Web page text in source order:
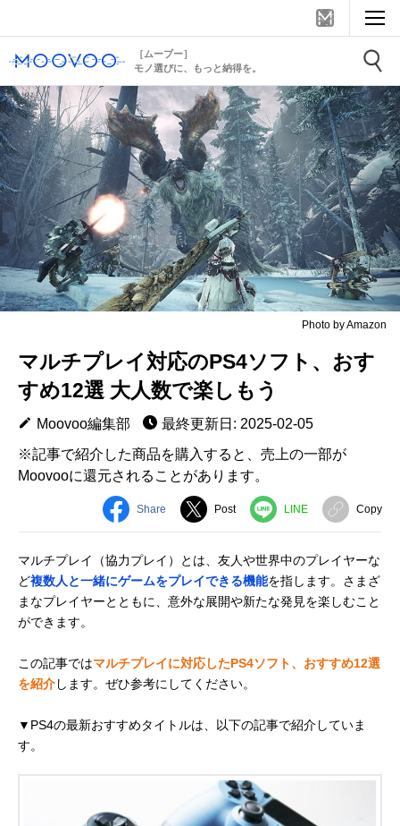
［ムーブー］
モノ選びに、もっと納得を。
Photo by Amazon
マルチプレイ対応のPS4ソフト、おす
すめ12選 大人数で楽しもう
Moovoo編集部
最終更新日: 2025-02-05
※記事で紹介した商品を購入すると、売上の一部が
Moovooに還元されることがあります。
Share Post LINE Copy
マルチプレイ（協力プレイ）とは、友人や世界中のプレイヤーな
ど複数人と一緒にゲームをプレイできる機能を指します。さまざ
まなプレイヤーとともに、意外な展開や新たな発見を楽しむこと
ができます。
この記事ではマルチプレイに対応したPS4ソフト、おすすめ12選
を紹介します。ぜひ参考にしてください。
▼PS4の最新おすすめタイトルは、以下の記事で紹介していま
す。